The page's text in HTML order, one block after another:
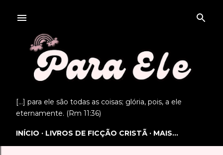
[...] para ele são todas as coisas; glória, pois, a ele
eternamente. (Rm 11:36)
INÍCIO LIVROS DE FICÇÃO CRISTÃ MAIS…